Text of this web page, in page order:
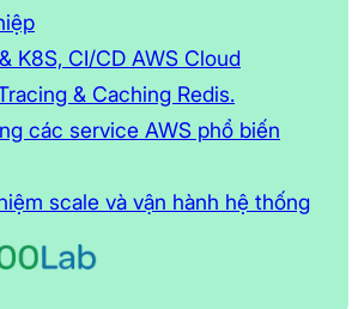
K8S, CI/CD AWS Cloud
& Caching Redis.
các service AWS phổ biến
scale và vận hành hệ thống